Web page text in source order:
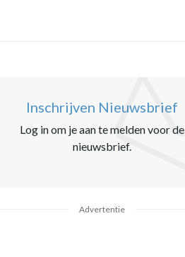
Inschrijven Nieuwsbrief
Log in om je aan te melden voor de
nieuwsbrief.
Advertentie